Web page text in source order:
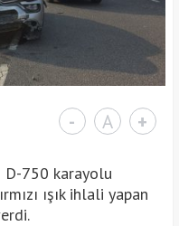
- A +
D-750 karayolu
ışık ihlali yapan